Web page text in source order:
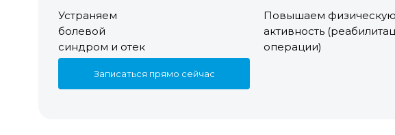
Записаться прямо сейчас
Устраняем
болевой
синдром и отек
Повышаем физическую
активность
операции)